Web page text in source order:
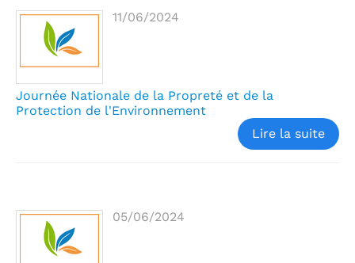
11/06/2024
Journée Nationale de la Propreté et de la
Protection de l'Environnement
Lire la suite
05/06/2024